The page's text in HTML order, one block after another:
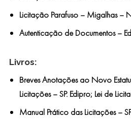
Licitação Parafuso – Migalhas –
Autenticação de Documentos –
Livros:
Breves Anotações ao Novo
Licitações – SP. Edipro; Lei de
Manual Prático das Licitações –